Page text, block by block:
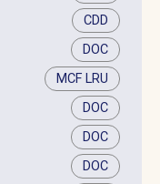
CDD
DOC
MCF LRU
DOC
DOC
DOC